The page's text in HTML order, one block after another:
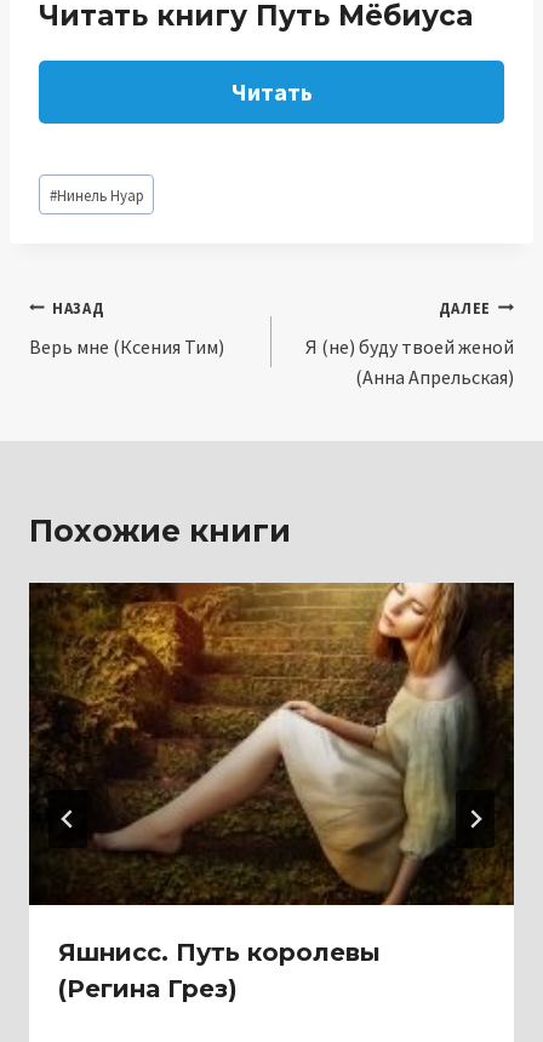
Читать книгу Путь Мёбиуса
Читать
Метки
записи:
#Нинель Нуар
Навигация
по
НАЗАД
Верь мне (Ксения Тим)
ДАЛЕЕ
Я (не) буду твоей женой
(Анна Апрельская)
Похожие книги
Яшнисс. Путь королевы
(Регина Грез)